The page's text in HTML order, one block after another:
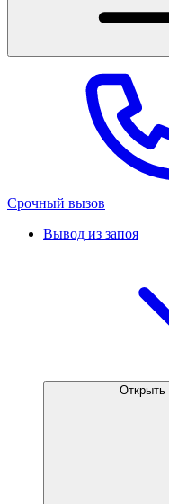
Срочный вызов
Вывод из запоя